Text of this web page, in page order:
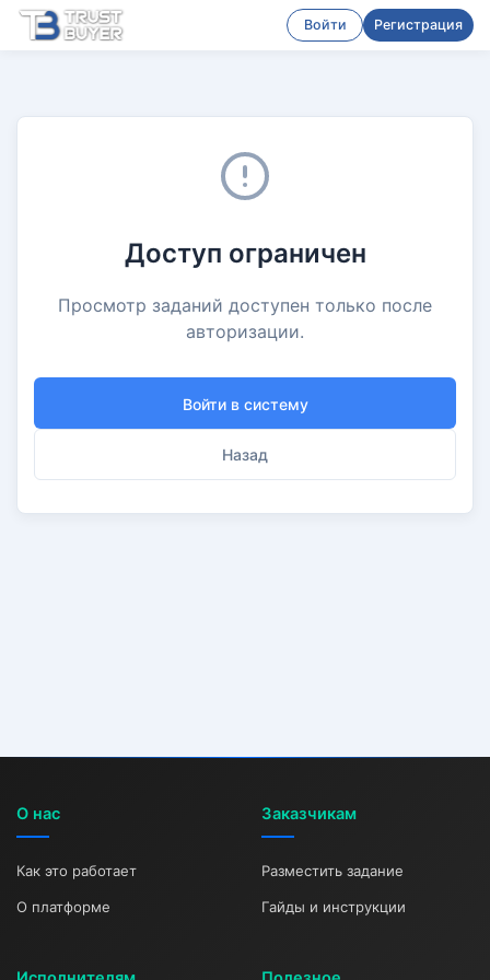
Войти Регистрация
Доступ ограничен
Просмотр заданий доступен только после
авторизации.
Войти в систему
Назад
О нас
Как это работает
О платформе
Заказчикам
Разместить задание
Гайды и инструкции